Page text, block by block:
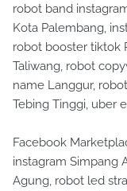
robot band
Kota Palembang,
robot booster tiktok
Taliwang, robot
name Langgur,
Tebing Tinggi, uber
Facebook
instagram Simpang
Agung, robot led